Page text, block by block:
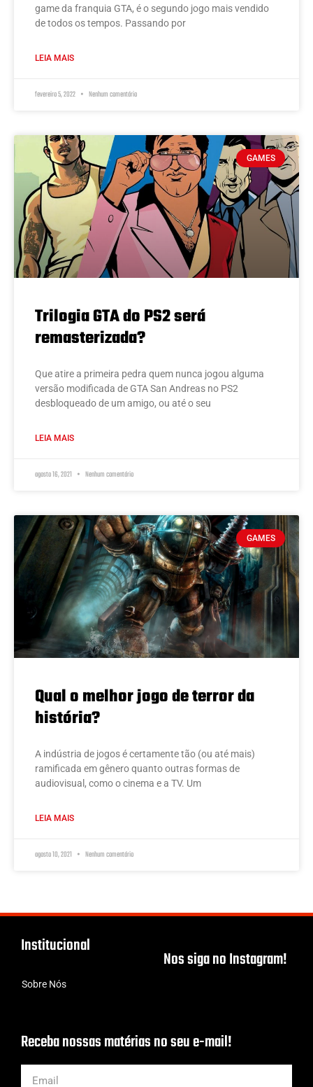
game da franquia GTA, é o segundo jogo mais vendido
de todos os tempos. Passando por
LEIA MAIS
fevereiro 5, 2022 Nenhum comentário
GAMES
Trilogia GTA do PS2 será
remasterizada?
Que atire a primeira pedra quem nunca jogou alguma
versão modificada de GTA San Andreas no PS2
desbloqueado de um amigo, ou até o seu
LEIA MAIS
agosto 16, 2021 Nenhum comentário
GAMES
Qual o melhor jogo de terror da
história?
A indústria de jogos é certamente tão (ou até mais)
ramificada em gênero quanto outras formas de
audiovisual, como o cinema e a TV. Um
LEIA MAIS
agosto 10, 2021 Nenhum comentário
Institucional
Sobre Nós
Nos siga no Instagram!
Receba nossas matérias no seu e-mail!